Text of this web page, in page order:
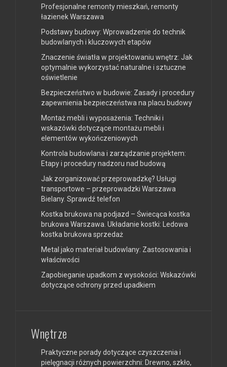
Profesjonalne remonty mieszkań, remonty
łazienek Warszawa
Podstawy budowy: Wprowadzenie do technik
budowlanych i kluczowych etapów
Znaczenie światła w projektowaniu wnętrz: Jak
optymalnie wykorzystać naturalne i sztuczne
oświetlenie
Bezpieczeństwo w budowie: Zasady i procedury
zapewnienia bezpieczeństwa na placu budowy
Montaż mebli i wyposażenia: Techniki i
wskazówki dotyczące montażu mebli i
elementów wykończeniowych
Kontrola budowlana i zarządzanie projektem:
Etapy i procedury nadzoru nad budową
Jak zorganizować przeprowadzkę? Usługi
transportowe – przeprowadzki Warszawa
Bielany. Sprawdź telefon
Kostka brukowa na podjazd – Świecąca kostka
brukowa Warszawa. Układanie kostki: Ledowa
kostka brukowa sprzedaż
Metal jako materiał budowlany: Zastosowania i
właściwości
Zapobieganie upadkom z wysokości: Wskazówki
dotyczące ochrony przed upadkiem
Wnętrze
Praktyczne porady dotyczące czyszczenia i
pielęgnacji różnych powierzchni: Drewno, szkło,